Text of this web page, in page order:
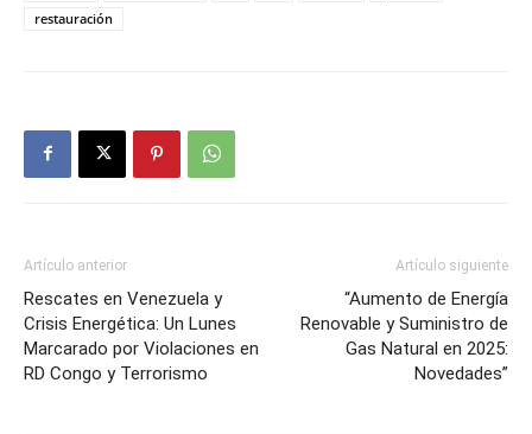
restauración
Artículo anterior
Rescates en Venezuela y
Crisis Energética: Un Lunes
Marcarado por Violaciones en
RD Congo y Terrorismo
Artículo siguiente
“Aumento de Energía
Renovable y Suministro de
Gas Natural en 2025:
Novedades”